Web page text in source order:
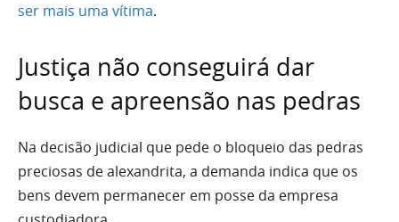
ser mais uma vítima.
Justiça não conseguirá dar
busca e apreensão nas pedras
Na decisão judicial que pede o bloqueio das pedras
preciosas de alexandrita, a demanda indica que os
bens devem permanecer em posse da empresa